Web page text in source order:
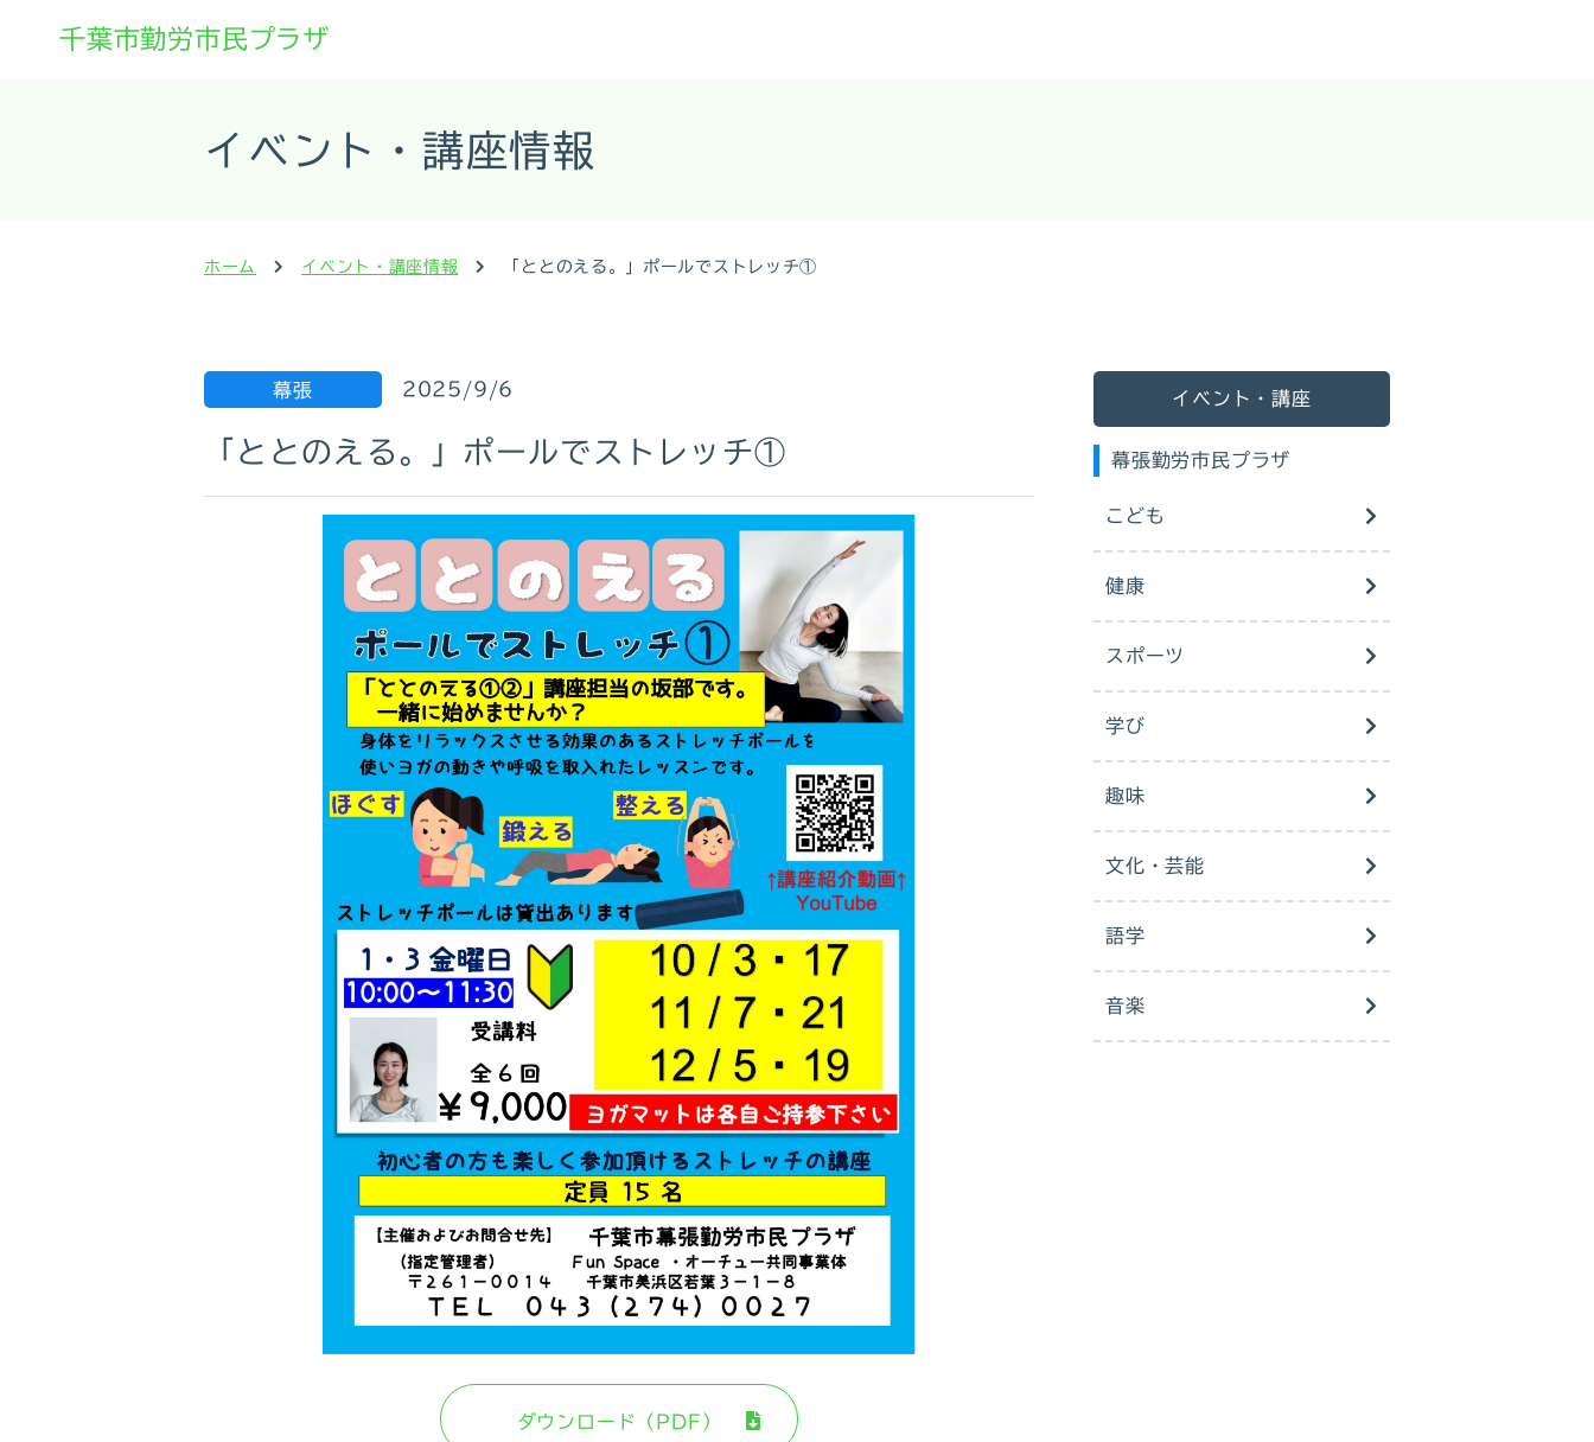
千葉市勤労市民プラザ
イベント・講座情報
ホーム イベント・講座情報 「ととのえる。」ポールでストレッチ①
幕張 2025/9/6
「ととのえる。」ポールでストレッチ①
ダウンロード（PDF）
イベント・講座
幕張勤労市民プラザ
こども
健康
スポーツ
学び
趣味
文化・芸能
語学
音楽